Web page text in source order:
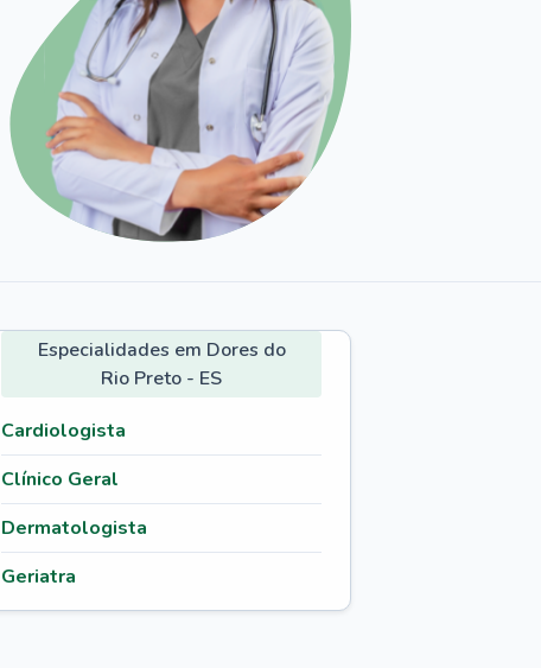
Especialidades em Dores do
Rio Preto - ES
Cardiologista
Clínico Geral
Dermatologista
Geriatra